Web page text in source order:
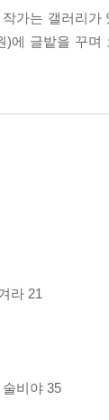
가는 갤러리
)에 글밭을 꾸
라 21
비야 35